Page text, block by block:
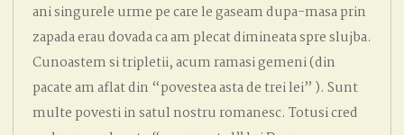
ani singurele urme pe care le gaseam dupa-masa prin
zapada erau dovada ca am plecat dimineata spre slujba.
Cunoastem si tripletii, acum ramasi gemeni (din
pacate am aflat din “povestea asta de trei lei” ). Sunt
multe povesti in satul nostru romanesc. Totusi cred